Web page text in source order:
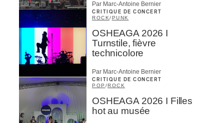
Par Marc-Antoine Bernier
CRITIQUE DE CONCERT
ROCK/PUNK
OSHEAGA 2026 I
Turnstile, fièvre
technicolore
Par Marc-Antoine Bernier
CRITIQUE DE CONCERT
POP /ROCK
OSHEAGA 2026 I Filles
hot au musée